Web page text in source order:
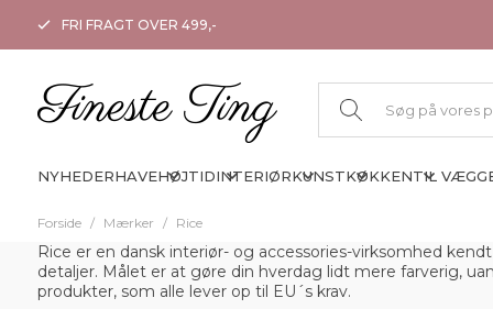
FRI FRAGT OVER 499,-
NYHEDERHAVEHØJTIDINTERIØRKUNSTKØKKENTIL
Forside / Mærker / Rice
Rice er en dansk interiør- og accessories-virksomhed
detaljer. Målet er at gøre din hverdag lidt mere farverig,
produkter, som alle lever op til EU´s krav.